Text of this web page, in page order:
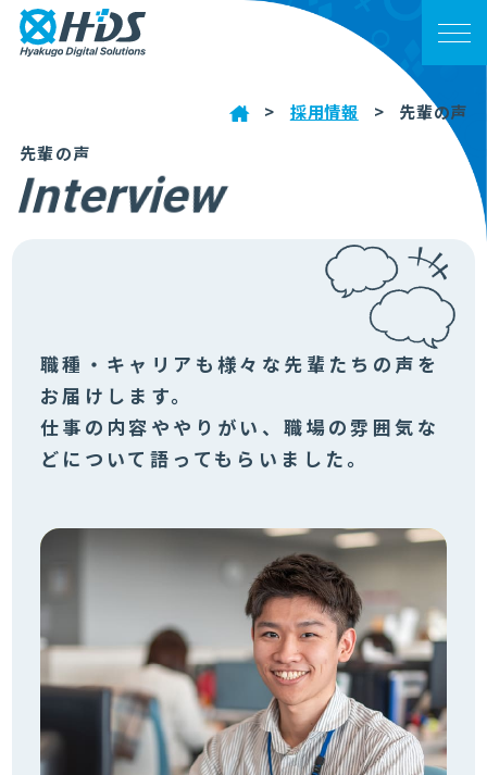
ニュース
事業案内
採用情報
お問い合わせ
> 採用情報 >
先輩の声
先輩の声
I
nterview
職種・キャリアも様々な先輩たちの声を
お届けします。
仕事の内容ややりがい、職場の雰囲気な
どについて語ってもらいました。